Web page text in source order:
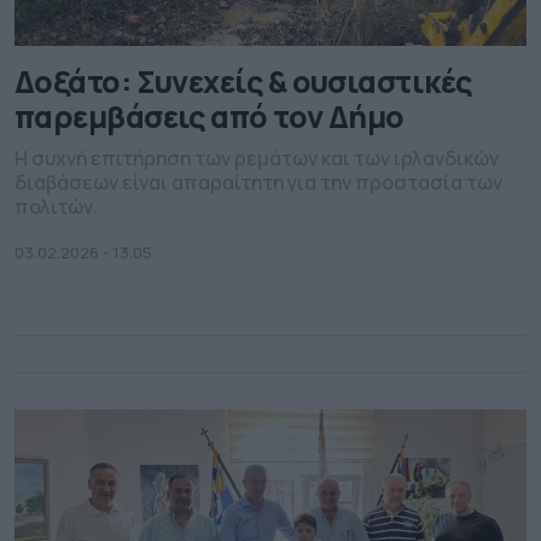
Δοξάτο: Συνεχείς & ουσιαστικές
παρεμβάσεις από τον Δήμο
03.02.2026 - 13.05